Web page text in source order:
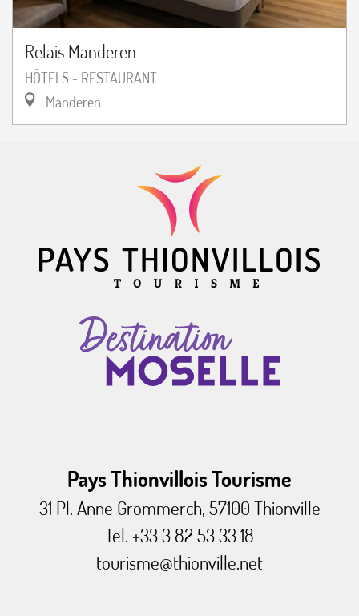
Relais Manderen
HÔTELS - RESTAURANT
Manderen
Pays Thionvillois Tourisme
31 Pl. Anne Grommerch, 57100 Thionville
Tel. +33 3 82 53 33 18
tourisme@thionville.net